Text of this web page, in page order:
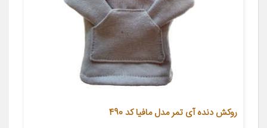
روکش دنده آی تمر مدل مافیا کد 490